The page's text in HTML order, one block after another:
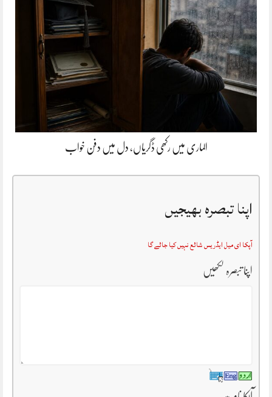
الماری میں رکھی ڈگریاں، دل میں دفن خواب
اپنا تبصرہ بھیجیں
آپکا ای میل ایڈریس شائع نہیں کیا جائے گا
اپنا تبصرہ لکھیں